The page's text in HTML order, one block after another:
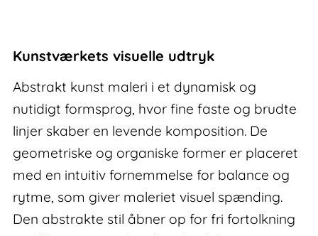
antal
Kunstværkets visuelle udtryk
Abstrakt kunst maleri i et dynamisk og
nutidigt formsprog, hvor fine faste og brudte
linjer skaber en levende komposition. De
geometriske og organiske former er placeret
med en intuitiv fornemmelse for balance og
rytme, som giver maleriet visuel spænding.
Den abstrakte stil åbner op for fri fortolkning